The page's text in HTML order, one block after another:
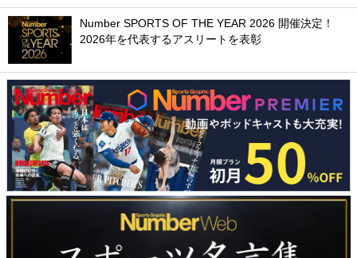
Number SPORTS OF THE YEAR 2026 開催決定！
2026年を代表するアスリートを表彰